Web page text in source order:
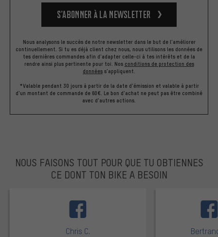
S’abonner à la newsletter
Nous analysons le succès de notre newsletter dans le but de l'améliorer
continuellement. Si tu es déjà client chez nous, nous utilisons les données de
tes dernières commandes afin d'adapter celle-ci à tes intérêts et de la
rendre ainsi plus pertinente pour toi. Nos conditions de protection des
données s'appliquent.
*Valable pendant 30 jours à partir de la date d'émission et valable à partir
d'un montant de commande de 60€. Le bon d'achat ne peut pas être combiné
avec d'autres actions.
NOUS FAISONS TOUT POUR QUE TU OBTIENNES
CE DONT TON BIKE A BESOIN
Chris C.